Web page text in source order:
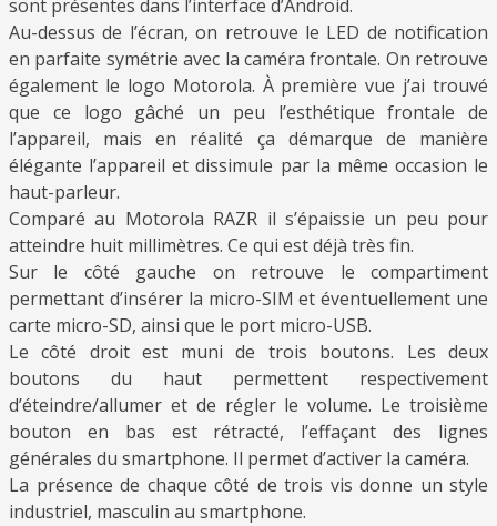
sont présentes dans l’interface d’Android.
Au-dessus de l’écran, on retrouve le LED de notification
en parfaite symétrie avec la caméra frontale. On retrouve
également le logo Motorola. À première vue j’ai trouvé
que ce logo gâché un peu l’esthétique frontale de
l’appareil, mais en réalité ça démarque de manière
élégante l’appareil et dissimule par la même occasion le
haut-parleur.
Comparé au Motorola RAZR il s’épaissie un peu pour
atteindre huit millimètres. Ce qui est déjà très fin.
Sur le côté gauche on retrouve le compartiment
permettant d’insérer la micro-SIM et éventuellement une
carte micro-SD, ainsi que le port micro-USB.
Le côté droit est muni de trois boutons. Les deux
boutons du haut permettent respectivement
d’éteindre/allumer et de régler le volume. Le troisième
bouton en bas est rétracté, l’effaçant des lignes
générales du smartphone. Il permet d’activer la caméra.
La présence de chaque côté de trois vis donne un style
industriel, masculin au smartphone.